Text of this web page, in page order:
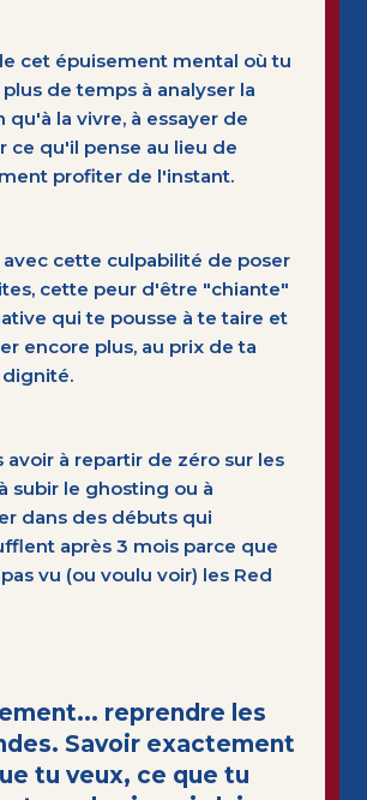
cet épuisement mental où tu
plus de temps à analyser la
qu'à la vivre, à essayer de
ce qu'il pense au lieu de
profiter de l'instant.
avec cette culpabilité de poser
cette peur d'être "chiante"
qui te pousse à te taire et
encore plus, au prix de ta
avoir à repartir de zéro sur les
subir le ghosting ou à
dans des débuts qui
après 3 mois parce que
vu (ou voulu voir) les Red
reprendre les
Savoir exactement
tu veux, ce que tu